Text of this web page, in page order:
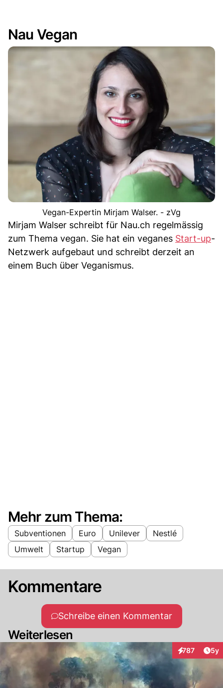
Nau Vegan
Vegan-Expertin Mirjam Walser. - zVg
Mirjam Walser schreibt für Nau.ch regelmässig
zum Thema vegan. Sie hat ein veganes Start-up-
Netzwerk aufgebaut und schreibt derzeit an
einem Buch über Veganismus.
Mehr zum Thema:
Subventionen Euro Unilever
Nestlé
Umwelt
Startup Vegan
Kommentare
Schreibe einen Kommentar
Weiterlesen
787
Interaktionen
5y